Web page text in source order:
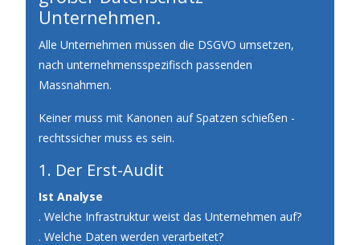
Unternehmen.
Alle Unternehmen müssen die DSGVO umsetzen,
nach unternehmensspezifisch passenden
Massnahmen.
Keiner muss mit Kanonen auf Spatzen schießen -
rechtssicher muss es sein.
1. Der Erst-Audit
Ist Analyse
. Welche Infrastruktur weist das Unternehmen auf?
. Welche Daten werden verarbeitet?